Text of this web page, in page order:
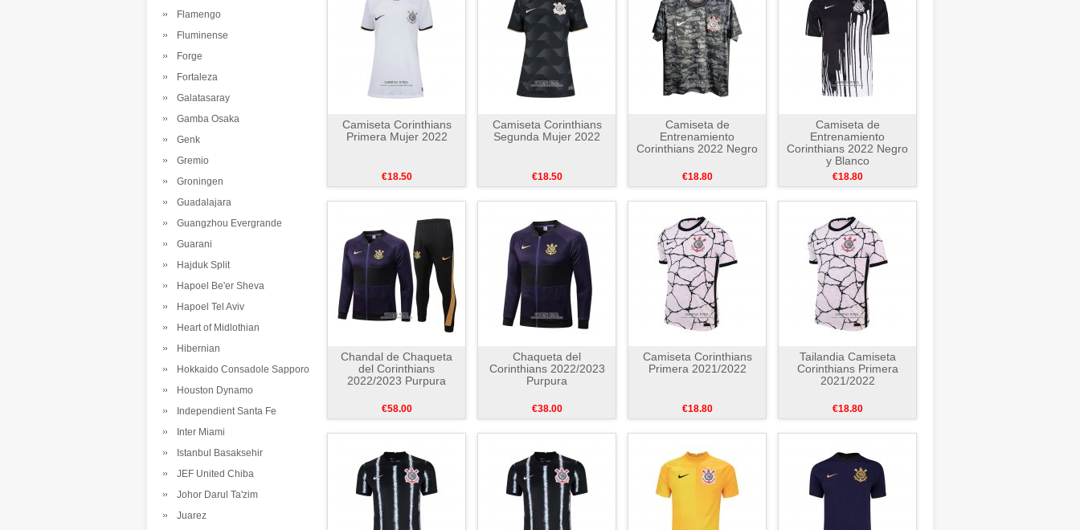
Flamengo
Fluminense
Forge
Fortaleza
Galatasaray
Gamba Osaka
Genk
Gremio
Groningen
Guadalajara
Guangzhou Evergrande
Guarani
Hajduk Split
Hapoel Be'er Sheva
Hapoel Tel Aviv
Heart of Midlothian
Hibernian
Hokkaido Consadole Sapporo
Houston Dynamo
Independient Santa Fe
Inter Miami
Istanbul Basaksehir
JEF United Chiba
Johor Darul Ta'zim
Juarez
Camiseta Corinthians
Primera Mujer 2022
€18.50
Camiseta Corinthians
Segunda Mujer 2022
€18.50
Camiseta de
Entrenamiento
Corinthians 2022 Negro
€18.80
Camiseta de
Entrenamiento
Corinthians 2022 Negro
y Blanco
€18.80
Chandal de Chaqueta
del Corinthians
2022/2023 Purpura
€58.00
Chaqueta del
Corinthians 2022/2023
Purpura
€38.00
Camiseta Corinthians
Primera 2021/2022
€18.80
Tailandia Camiseta
Corinthians Primera
2021/2022
€18.80